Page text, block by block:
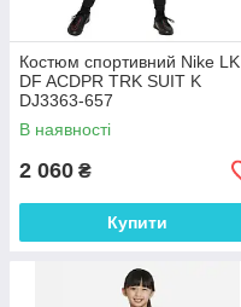
Костюм спортивний Nike LK
DF ACDPR TRK SUIT K
DJ3363-657
В наявності
2 060 ₴
Купити